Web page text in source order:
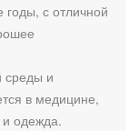
с отличной
среды и
в медицине,
и одежда.